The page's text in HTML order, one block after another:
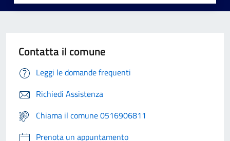
Contatta il comune
Leggi le domande frequenti
Richiedi Assistenza
Chiama il comune 0516906811
Prenota un appuntamento